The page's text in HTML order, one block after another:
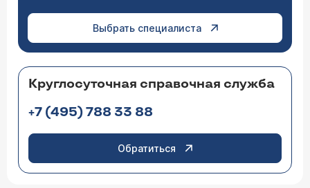
Выбрать специалиста
Круглосуточная справочная служба
+7 (495) 788 33 88
Обратиться